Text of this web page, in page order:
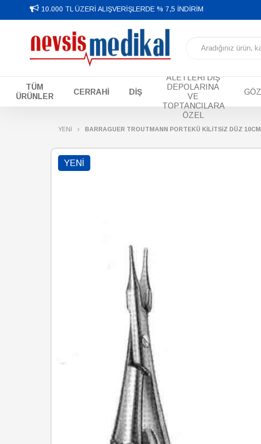
10.000 TL ÜZERİ ALIŞVERİŞLERDE % 7,5 İNDİRİM
TÜM
ÜRÜNLER
CERRAHİ DİŞ
ALETLERİ DİŞ
DEPOLARINA
VE
TOPTANCILARA
ÖZEL
GÖZ
YENİ BARRAGUER TROUTMANN PORTEKÜ KİLİTSİZ DÜZ 10CM
YENI